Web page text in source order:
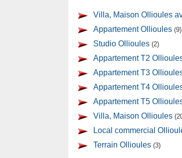
Villa, Maison Ollioules
Appartement Ollioules (9)
Studio Ollioules (2)
Appartement T2
Appartement T3
Appartement T4
Appartement T5
Villa, Maison Ollioules
Local commercial
Terrain Ollioules (3)